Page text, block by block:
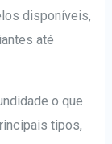
disponíveis,
até
o que
tipos,